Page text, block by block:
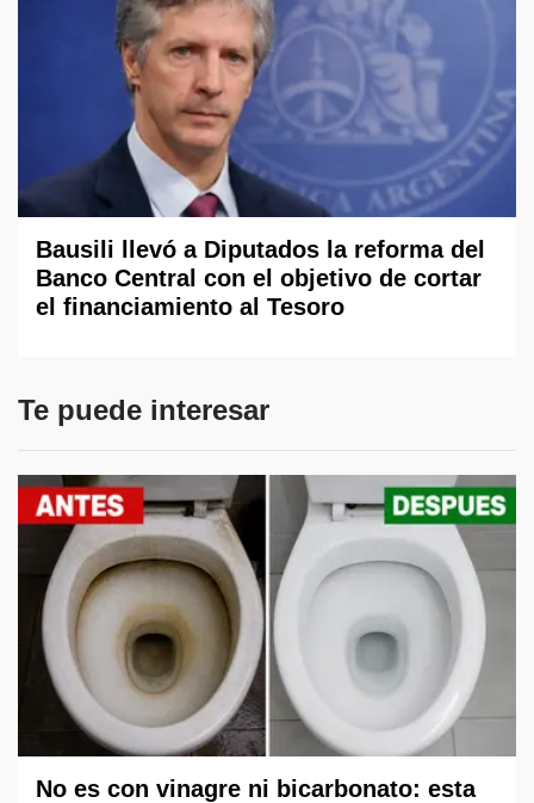
Bausili llevó a Diputados la reforma del
Banco Central con el objetivo de cortar
el financiamiento al Tesoro
Te puede interesar
No es con vinagre ni bicarbonato: esta